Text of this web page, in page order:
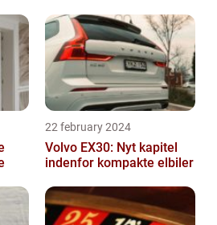
22 february 2024
Volvo EX30: Nyt kapitel
indenfor kompakte elbiler